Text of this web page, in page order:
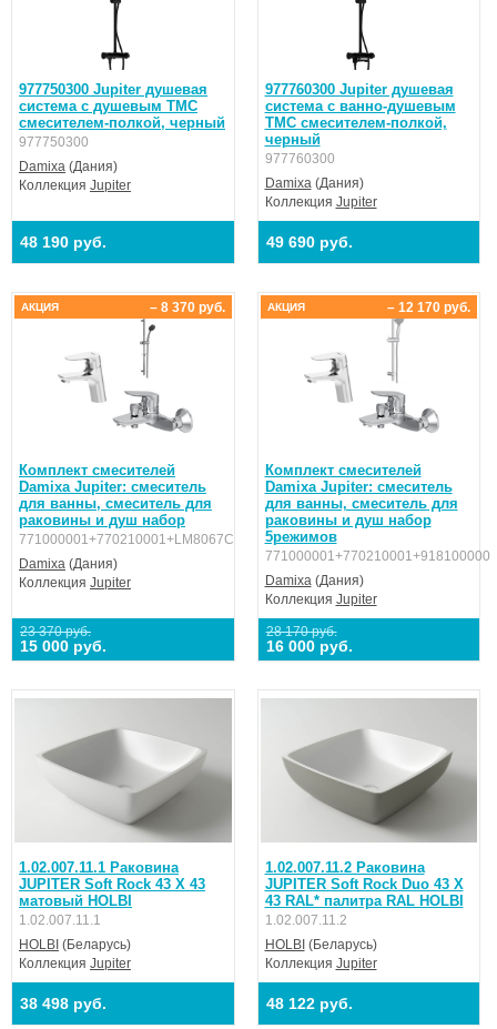
977750300 Jupiter душевая
система с душевым ТМС
смесителем-полкой, черный
977750300
Damixa (Дания)
Коллекция Jupiter
48 190 руб.
977760300 Jupiter душевая
система с ванно-душевым
ТМС смесителем-полкой,
черный
977760300
Damixa(Дания)
Коллекция Jupiter
49 690 руб.
Комплект смесителей
Damixa Jupiter: смеситель
для ванны, смеситель для
раковины и душ набор
771000001+770210001+LM8067C
Damixa (Дания)
Коллекция Jupiter
23 370 руб.
15 000 руб.
– 8 370 руб.
АКЦИЯ
Комплект смесителей
Damixa Jupiter: смеситель
для ванны, смеситель для
раковины и душ набор
5режимов
771000001+770210001+918100000
Damixa(Дания)
Коллекция Jupiter
28 170 руб.
16 000 руб.
– 12 170 руб.
АКЦИЯ
1.02.007.11.1 Раковина
JUPITER Soft Rock 43 Х 43
матовый HOLBI
1.02.007.11.1
HOLBI (Беларусь)
Коллекция Jupiter
38 498 руб.
1.02.007.11.2 Раковина
JUPITER Soft Rock Duo 43 Х
43 RAL* палитра RAL HOLBI
1.02.007.11.2
HOLBI (Беларусь)
Коллекция Jupiter
48 122 руб.